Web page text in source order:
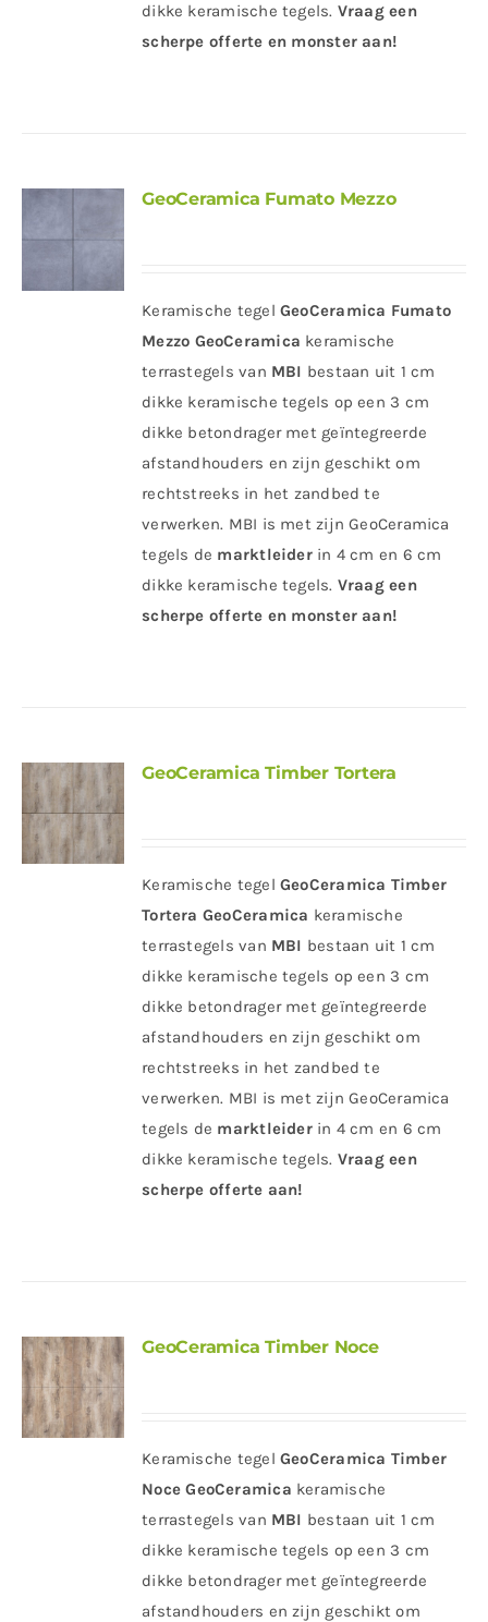
dikke keramische tegels. Vraag een
scherpe offerte en monster aan!
GeoCeramica Fumato Mezzo
Keramische tegel GeoCeramica Fumato
Mezzo GeoCeramica keramische
terrastegels van MBI bestaan uit 1 cm
dikke keramische tegels op een 3 cm
dikke betondrager met geïntegreerde
afstandhouders en zijn geschikt om
rechtstreeks in het zandbed te
verwerken. MBI is met zijn GeoCeramica
tegels de marktleiderin 4 cm en 6 cm
dikke keramische tegels. Vraag een
scherpe offerte en monster aan!
GeoCeramica Timber Tortera
Keramische tegel GeoCeramica Timber
Tortera GeoCeramica keramische
terrastegels van MBI bestaan uit 1 cm
dikke keramische tegels op een 3 cm
dikke betondrager met geïntegreerde
afstandhouders en zijn geschikt om
rechtstreeks in het zandbed te
verwerken. MBI is met zijn GeoCeramica
tegels de marktleiderin 4 cm en 6 cm
dikke keramische tegels. Vraag een
scherpe offerte aan!
GeoCeramica Timber Noce
Keramische tegel GeoCeramica Timber
Noce GeoCeramica keramische
terrastegels van MBI bestaan uit 1 cm
dikke keramische tegels op een 3 cm
dikke betondrager met geïntegreerde
afstandhouders en zijn geschikt om